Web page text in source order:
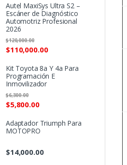
Autel MaxiSys Ultra S2 –
Escáner de Diagnóstico
Automotriz Profesional
2026
$110,000.00
$120,000.00
Kit Toyota 8a Y 4a Para
Programación E
Inmovilizador
$5,800.00
$6,300.00
Adaptador Triumph Para
MOTOPRO
$14,000.00